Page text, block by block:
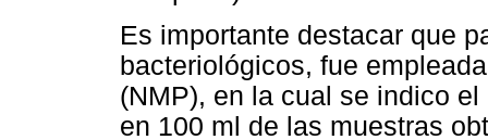
Es importante destacar que
bacteriológicos, fue
(NMP), en la cual se indico
en 100 ml de las muestras